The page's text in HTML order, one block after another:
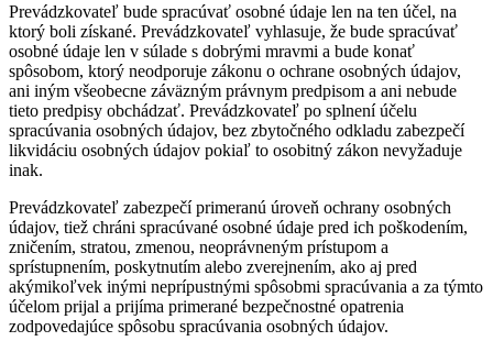
Prevádzkovateľ bude spracúvať osobné údaje len na ten účel, na
ktorý boli získané. Prevádzkovateľ vyhlasuje, že bude spracúvať
osobné údaje len v súlade s dobrými mravmi a bude konať
spôsobom, ktorý neodporuje zákonu o ochrane osobných údajov,
ani iným všeobecne záväzným právnym predpisom a ani nebude
tieto predpisy obchádzať. Prevádzkovateľ po splnení účelu
spracúvania osobných údajov, bez zbytočného odkladu zabezpečí
likvidáciu osobných údajov pokiaľ to osobitný zákon nevyžaduje
inak.
Prevádzkovateľ zabezpečí primeranú úroveň ochrany osobných
údajov, tiež chráni spracúvané osobné údaje pred ich poškodením,
zničením, stratou, zmenou, neoprávneným prístupom a
sprístupnením, poskytnutím alebo zverejnením, ako aj pred
akýmikoľvek inými neprípustnými spôsobmi spracúvania a za týmto
účelom prijal a prijíma primerané bezpečnostné opatrenia
zodpovedajúce spôsobu spracúvania osobných údajov.